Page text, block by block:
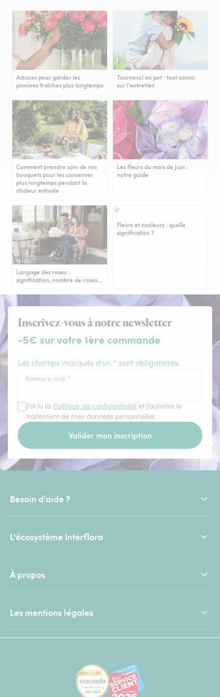
Astuces pour garder les
pivoines fraîches plus longtemps
Tournesol en pot : tout savoir
sur l'entretien
Comment prendre soin de vos
bouquets pour les conserver
plus longtemps pendant la
chaleur estivale
Les fleurs du mois de Juin :
notre guide
Langage des roses :
signification, nombre de roses…
Fleurs et couleurs : quelle
signification ?
Inscrivez-vous à notre newsletter
-5€ sur votre 1ère commande
Les champs marqués d'un * sont obligatoires.
Adresse e-mail *
J'ai lu la Politique de confidentialité et j'autorise le
traitement de mes données personnelles.
Valider mon inscription
Besoin d'aide ?
L'écosystème Interflora
À propos
Les mentions légales